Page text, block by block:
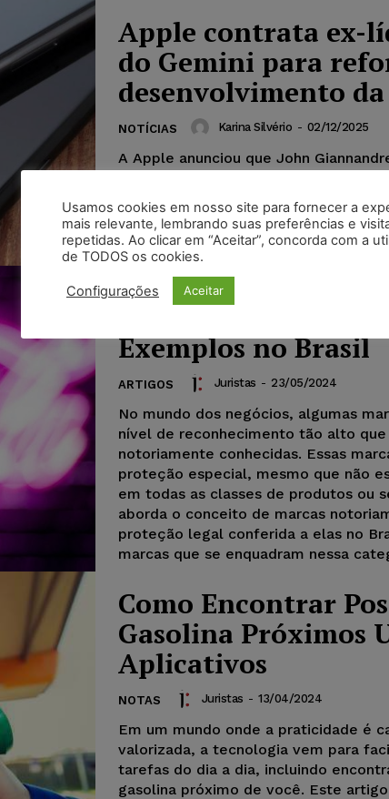
Apple contrata ex-
do Gemini para
desenvolvimento
NOTÍCIAS Karina Silvério - 02/12/2025
A Apple anunciou que John
Inteligência Artificial da companhia,
atuará como consultor até sua
Marcas Notoriamente
Conhecidas:
Exemplos no Brasil
ARTIGOS Juristas - 23/05/2024
No mundo dos negócios, algumas
nível de reconhecimento tão alto
notoriamente conhecidas. Essas
proteção especial, mesmo que não
em todas as classes de produtos ou
aborda o conceito de marcas
proteção legal conferida a elas no
marcas que se enquadram nessa
Como Encontrar
Gasolina Próximos
Aplicativos
NOTAS Juristas - 13/04/2024
Em um mundo onde a praticidade é
valorizada, a tecnologia vem para
tarefas do dia a dia, incluindo
gasolina próximo de você. Este
Usamos cookies em nosso site para fornecer a
mais relevante, lembrando suas preferências e
repetidas. Ao clicar em “Aceitar”, concorda com a
de TODOS os cookies.
Configurações Aceitar